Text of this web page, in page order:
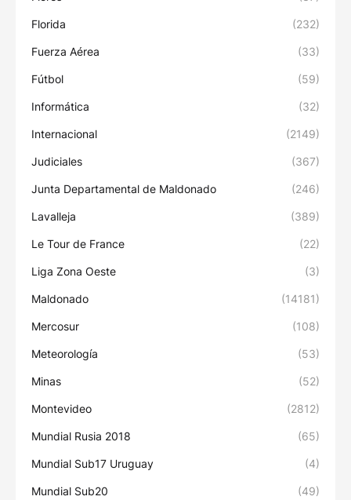
Florida (232)
Fuerza Aérea (33)
Fútbol (59)
Informática (32)
Internacional (2149)
Judiciales (367)
Junta Departamental de Maldonado (246)
Lavalleja (389)
Le Tour de France (22)
Liga Zona Oeste (3)
Maldonado (14181)
Mercosur (108)
Meteorología (53)
Minas (52)
Montevideo (2812)
Mundial Rusia 2018 (65)
Mundial Sub17 Uruguay (4)
Mundial Sub20 (49)